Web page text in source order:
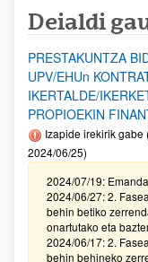
Deialdi
PRESTAKUNTZA
UPV/EHUn
IKERTALDE/
PROPIOEKIN
Izapide irekirik gabe
2024/06/25)
2024/07/19:
2024/06/27: 2.
behin betiko
onartutako eta
2024/06/17: 2.
behin behineko